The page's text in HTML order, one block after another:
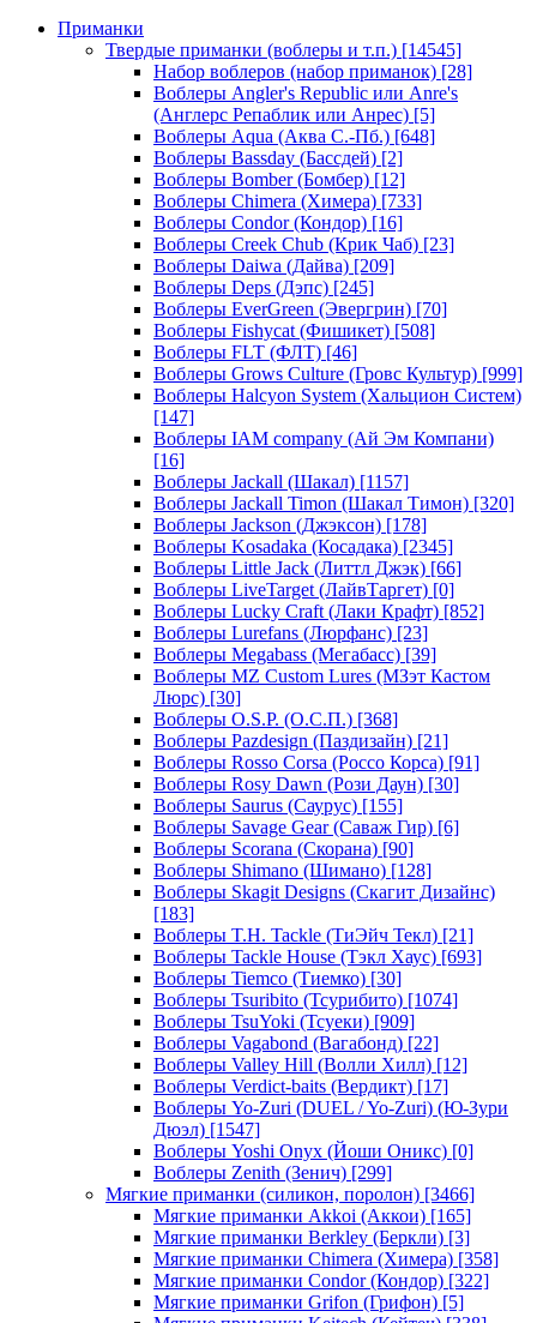
Приманки
Твердые приманки (воблеры и т.п.) [14545]
Набор воблеров (набор приманок) [28]
Воблеры Angler's Republic или Anre's
(Англерс Репаблик или Анрес) [5]
Воблеры Aqua (Аква С.-Пб.) [648]
Воблеры Bassday (Бассдей) [2]
Воблеры Bomber (Бомбер) [12]
Воблеры Chimera (Химера) [733]
Воблеры Condor (Кондор) [16]
Воблеры Creek Chub (Крик Чаб) [23]
Воблеры Daiwa (Дайва) [209]
Воблеры Deps (Дэпс) [245]
Воблеры EverGreen (Эвергрин) [70]
Воблеры Fishycat (Фишикет) [508]
Воблеры FLT (ФЛТ) [46]
Воблеры Grows Culture (Гровс Культур) [999]
Воблеры Halcyon System (Хальцион Систем)
[147]
Воблеры IAM company (Ай Эм Компани)
[16]
Воблеры Jackall (Шакал) [1157]
Воблеры Jackall Timon (Шакал Тимон) [320]
Воблеры Jackson (Джэксон) [178]
Воблеры Kosadaka (Косадака) [2345]
Воблеры Little Jack (Литтл Джэк) [66]
Воблеры LiveTarget (ЛайвТаргет) [0]
Воблеры Lucky Craft (Лаки Крафт) [852]
Воблеры Lurefans (Люрфанс) [23]
Воблеры Megabass (Мегабасс) [39]
Воблеры MZ Custom Lures (МЗэт Кастом
Люрс) [30]
Воблеры O.S.P. (О.С.П.) [368]
Воблеры Pazdesign (Паздизайн) [21]
Воблеры Rosso Corsa (Россо Корса) [91]
Воблеры Rosy Dawn (Рози Даун) [30]
Воблеры Saurus (Саурус) [155]
Воблеры Savage Gear (Саваж Гир) [6]
Воблеры Scorana (Скорана) [90]
Воблеры Shimano (Шимано) [128]
Воблеры Skagit Designs (Скагит Дизайнс)
[183]
Воблеры T.H. Tackle (ТиЭйч Текл) [21]
Воблеры Tackle House (Тэкл Хаус) [693]
Воблеры Tiemco (Тиемко) [30]
Воблеры Tsuribito (Тсурибито) [1074]
Воблеры TsuYoki (Тсуеки) [909]
Воблеры Vagabond (Вагабонд) [22]
Воблеры Valley Hill (Волли Хилл) [12]
Воблеры Verdict-baits (Вердикт) [17]
Воблеры Yo-Zuri (DUEL / Yo-Zuri) (Ю-Зури
Дюэл) [1547]
Воблеры Yoshi Onyx (Йоши Оникс) [0]
Воблеры Zenith (Зенич) [299]
Мягкие приманки (силикон, поролон) [3466]
Мягкие приманки Akkoi (Аккои) [165]
Мягкие приманки Berkley (Беркли) [3]
Мягкие приманки Chimera (Химера) [358]
Мягкие приманки Condor (Кондор) [322]
Мягкие приманки Grifon (Грифон) [5]